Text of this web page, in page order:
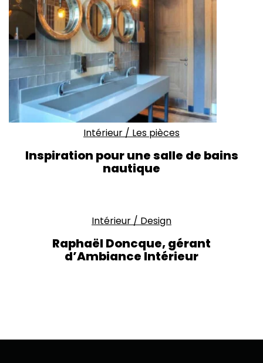
Intérieur / Les pièces
Inspiration pour une salle de bains
nautique
Intérieur / Design
Raphaël Doncque, gérant
d’Ambiance Intérieur